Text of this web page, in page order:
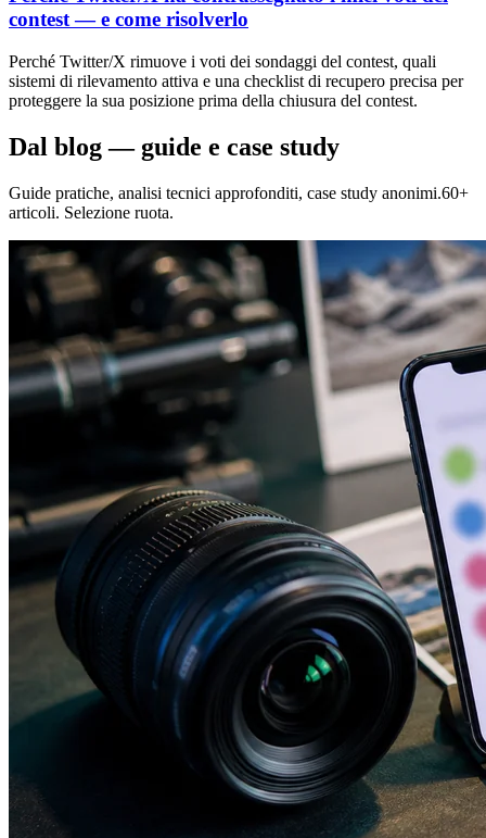
contest — e come risolverlo
Perché Twitter/X rimuove i voti dei sondaggi del contest, quali
sistemi di rilevamento attiva e una checklist di recupero precisa per
proteggere la sua posizione prima della chiusura del contest.
Dal blog — guide e case study
Guide pratiche, analisi tecnici approfonditi, case study anonimi.60+
articoli. Selezione ruota.